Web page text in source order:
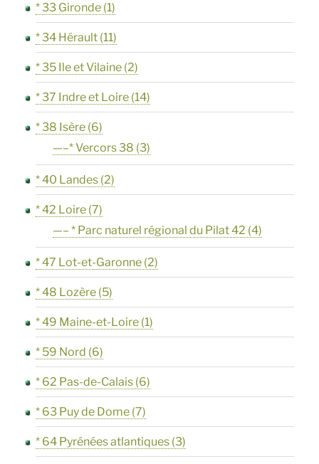
* 33 Gironde (1)
* 34 Hérault (11)
* 35 Ile et Vilaine (2)
* 37 Indre et Loire (14)
* 38 Isère (6)
—–* Vercors 38 (3)
* 40 Landes (2)
* 42 Loire (7)
—– * Parc naturel régional du Pilat 42 (4)
* 47 Lot-et-Garonne (2)
* 48 Lozère (5)
* 49 Maine-et-Loire (1)
* 59 Nord (6)
* 62 Pas-de-Calais (6)
* 63 Puy de Dome (7)
* 64 Pyrénées atlantiques (3)